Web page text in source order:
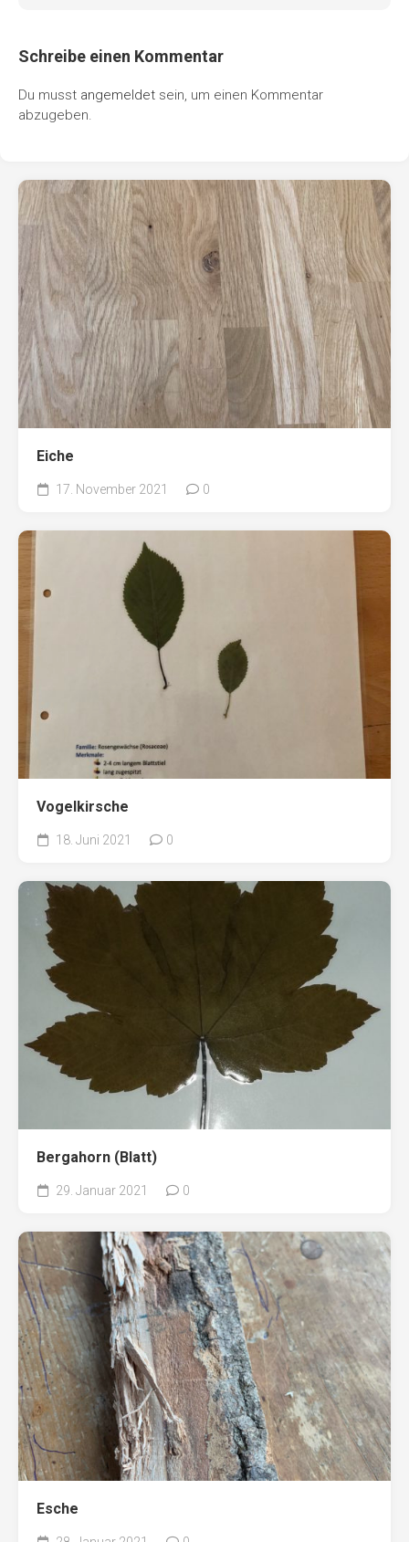
Schreibe einen Kommentar
Du musst angemeldet sein, um einen Kommentar
abzugeben.
Eiche
17. November 2021 0
Vogelkirsche
18. Juni 2021 0
Bergahorn (Blatt)
29. Januar 2021 0
Esche